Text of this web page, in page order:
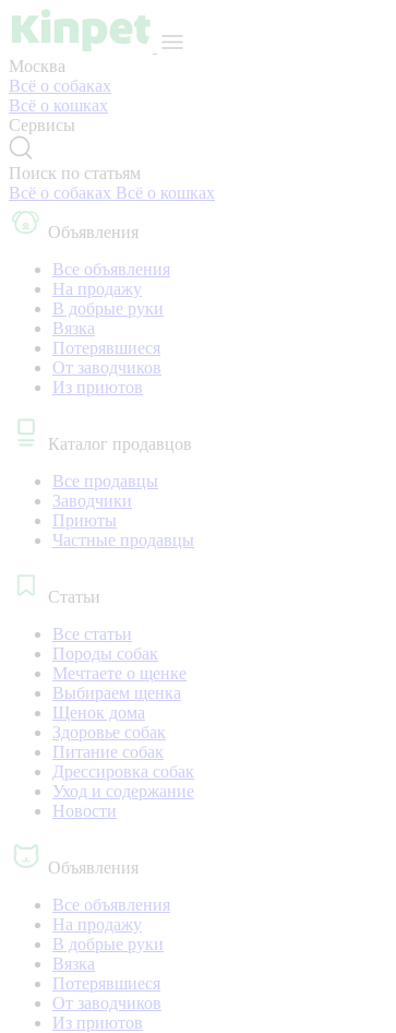
Москва
Всё о собаках
Всё о кошках
Сервисы
Поиск по статьям
Всё о собаках Всё о кошках
Объявления
Все объявления
На продажу
В добрые руки
Вязка
Потерявшиеся
От заводчиков
Из приютов
Каталог продавцов
Все продавцы
Заводчики
Приюты
Частные продавцы
Статьи
Все статьи
Породы собак
Мечтаете о щенке
Выбираем щенка
Щенок дома
Здоровье собак
Питание собак
Дрессировка собак
Уход и содержание
Новости
Объявления
Все объявления
На продажу
В добрые руки
Вязка
Потерявшиеся
От заводчиков
Из приютов